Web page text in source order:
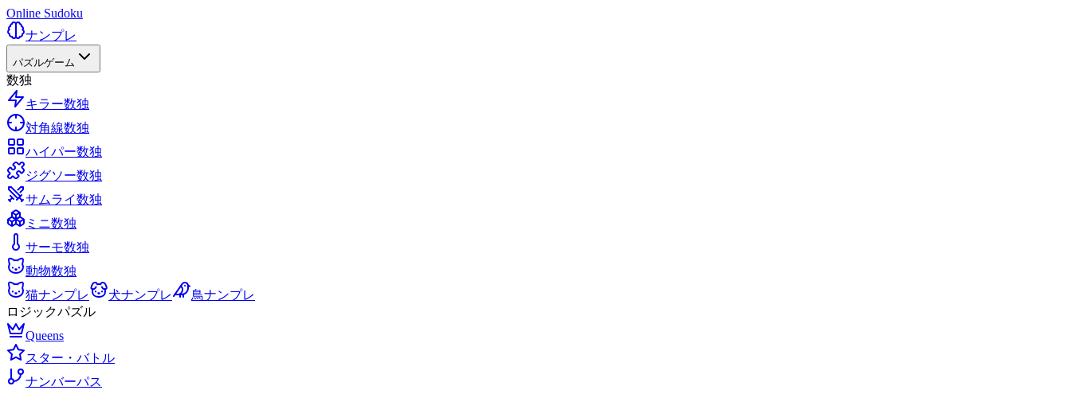
Online Sudoku
ナンプレ
パズルゲーム
数独
キラー数独
対角線数独
ハイパー数独
ジグソー数独
サムライ数独
ミニ数独
サーモ数独
動物数独
猫ナンプレ
犬ナンプレ
鳥ナンプレ
ロジックパズル
Queens
スター・バトル
ナンバーパス